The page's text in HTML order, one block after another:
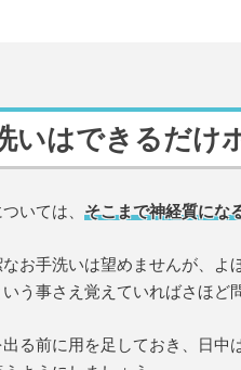
いはできるだけ
いては、 そこまで神経質にな
お手洗いは望めませんが、よ
いう事さえ覚えていればさほど
る前に用を足しておき、日